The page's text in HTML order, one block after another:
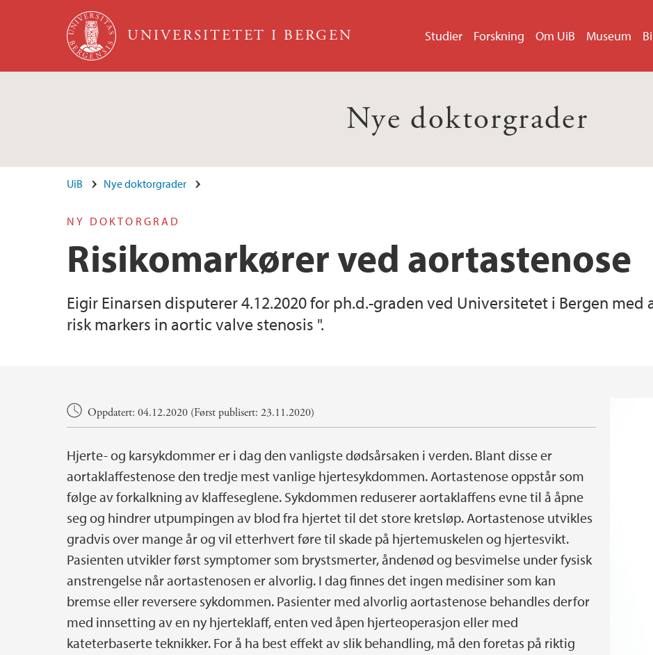
Hopp til hovedinnhold
UNIVERSITETET I BERGEN Studier Forskning Om UiB Museum
Nye doktorgrader
UiB Nye doktorgrader
NY DOKTORGRAD
Risikomarkører ved aortastenose
Eigir Einarsen disputerer 4.12.2020 for ph.d.-graden ved Universitetet i Bergen
risk markers in aortic valve stenosis ".
HovedinnholdOppdatert: 04.12.2020 (Først publisert: 23.11.2020)
Hjerte- og karsykdommer er i dag den vanligste dødsårsaken i verden. Blant disse er
aortaklaffestenose den tredje mest vanlige hjertesykdommen. Aortastenose oppstår som
følge av forkalkning av klaffeseglene. Sykdommen reduserer aortaklaffens evne til å åpne
seg og hindrer utpumpingen av blod fra hjertet til det store kretsløp. Aortastenose utvikles
gradvis over mange år og vil etterhvert føre til skade på hjertemuskelen og hjertesvikt.
Pasienten utvikler først symptomer som brystsmerter, åndenød og besvimelse under fysisk
anstrengelse når aortastenosen er alvorlig. I dag finnes det ingen medisiner som kan
bremse eller reversere sykdommen. Pasienter med alvorlig aortastenose behandles derfor
med innsetting av en ny hjerteklaff, enten ved åpen hjerteoperasjon eller med
kateterbaserte teknikker. For å ha best effekt av slik behandling, må den foretas på riktig